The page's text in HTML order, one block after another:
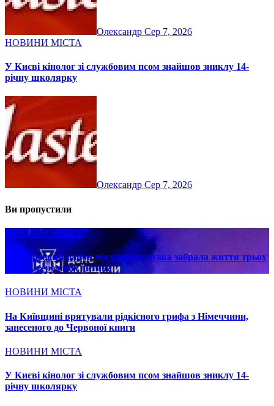
Олександр Сер 7, 2026
НОВИНИ МІСТА
У Києві кінолог зі службовим псом знайшов зниклу 14-
річну школярку
Олександр Сер 7, 2026
Ви пропустили
НОВИНИ МІСТА
Броварський район під ударом: атака забрала життя трьох
людей, серед них дитина
НОВИНИ МІСТА
На Київщині врятували рідкісного грифа з Німеччини,
занесеного до Червоної книги
НОВИНИ МІСТА
У Києві кінолог зі службовим псом знайшов зниклу 14-
річну школярку